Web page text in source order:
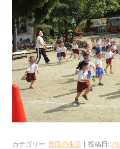
カテゴリー: 普段の生活 | 投稿日: